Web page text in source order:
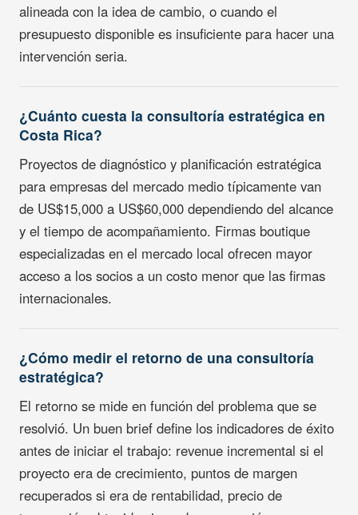
alineada con la idea de cambio, o cuando el
presupuesto disponible es insuficiente para hacer una
intervención seria.
¿Cuánto cuesta la consultoría estratégica en
Costa Rica?
Proyectos de diagnóstico y planificación estratégica
para empresas del mercado medio típicamente van
de US$15,000 a US$60,000 dependiendo del alcance
y el tiempo de acompañamiento. Firmas boutique
especializadas en el mercado local ofrecen mayor
acceso a los socios a un costo menor que las firmas
internacionales.
¿Cómo medir el retorno de una consultoría
estratégica?
El retorno se mide en función del problema que se
resolvió. Un buen brief define los indicadores de éxito
antes de iniciar el trabajo: revenue incremental si el
proyecto era de crecimiento, puntos de margen
recuperados si era de rentabilidad, precio de